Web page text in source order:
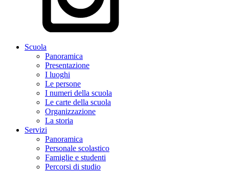
Scuola
Panoramica
Presentazione
I luoghi
Le persone
I numeri della scuola
Le carte della scuola
Organizzazione
La storia
Servizi
Panoramica
Personale scolastico
Famiglie e studenti
Percorsi di studio